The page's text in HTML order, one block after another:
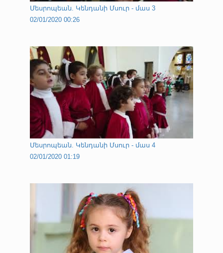
Մեսրոպեան. Կենդանի Մսուր - մաս 3
02/01/2020 00:26
Մեսրոպեան. Կենդանի Մսուր - մաս 4
02/01/2020 01:19